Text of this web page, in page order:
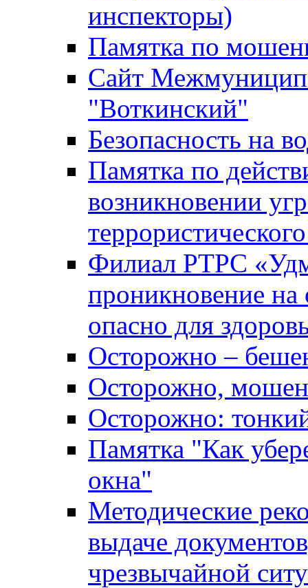
инспекторы)
Памятка по
Сайт
"Воткинский"
Безопасность на
Памятка по
возникновении
Филиал РТРС
проникновение на
опасно для
Осторожно –
Осторожно,
Осторожно:
Памятка "Как
окна"
Методические
выдаче
чрезвычайной